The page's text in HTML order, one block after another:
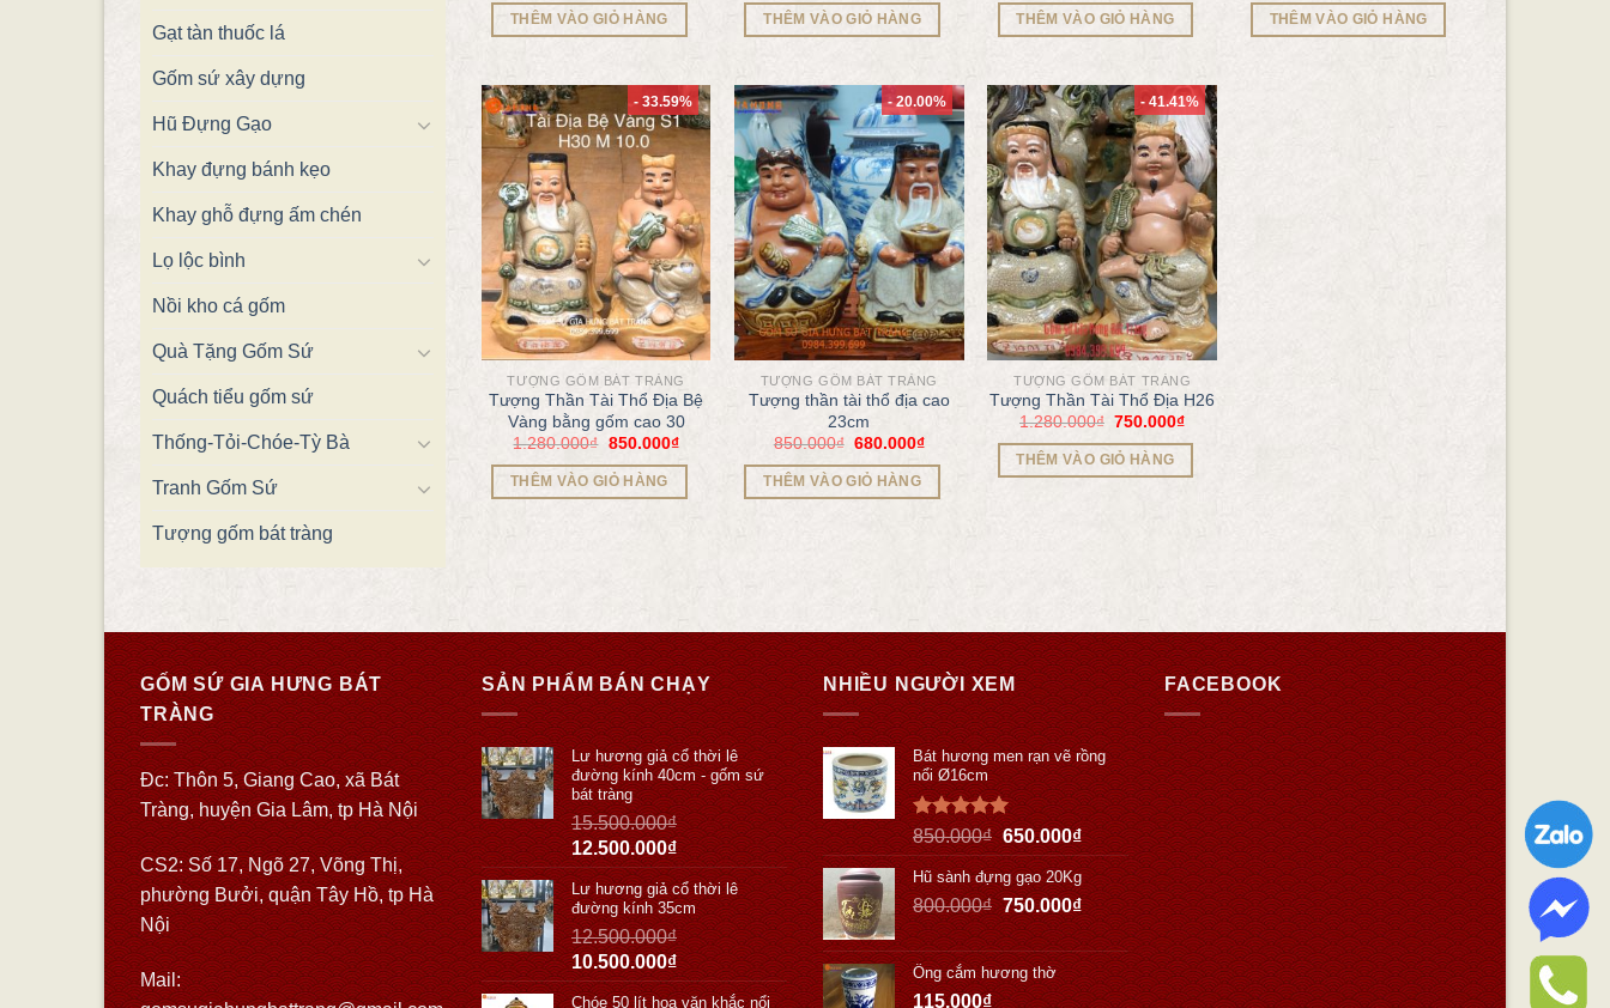
Gạt tàn thuốc lá
Gốm sứ xây dựng
Hũ Đựng Gạo
Khay đựng bánh kẹo
Khay ghỗ đựng ấm chén
Lọ lộc bình
Nồi kho cá gốm
Quà Tặng Gốm Sứ
Quách tiểu gốm sứ
Thống-Tỏi-Chóe-Tỳ Bà
Tranh Gốm Sứ
Tượng gốm bát tràng
THÊM VÀO GIỎ HÀNG THÊM VÀO GIỎ HÀNG THÊM VÀO GIỎ HÀNG THÊM VÀO GIỎ HÀNG
- 33.59%
TƯỢNG GỐM BÁT TRÀNG
Tượng Thần Tài Thổ Địa Bệ
Vàng bằng gốm cao 30
1.280.000₫ 850.000₫
THÊM VÀO GIỎ HÀNG
- 20.00%
TƯỢNG GỐM BÁT TRÀNG
Tượng thần tài thổ địa cao
23cm
850.000₫ 680.000₫
THÊM VÀO GIỎ HÀNG
- 41.41%
TƯỢNG GỐM BÁT TRÀNG
Tượng Thần Tài Thổ Địa H26
1.280.000₫ 750.000₫
THÊM VÀO GIỎ HÀNG
GỐM SỨ GIA HƯNG BÁT
TRÀNG
Đc: Thôn 5, Giang Cao, xã Bát
Tràng, huyện Gia Lâm, tp Hà Nội
CS2: Số 17, Ngõ 27, Võng Thị,
phường Bưởi, quận Tây Hồ, tp Hà
Nội
Mail:
SẢN PHẨM BÁN CHẠY
Lư hương giả cổ thời lê
đường kính 40cm - gốm sứ
bát tràng
15.500.000₫
12.500.000₫
Lư hương giả cổ thời lê
đường kính 35cm
12.500.000₫
10.500.000₫
Chóe 50 lít hoa văn khắc nổi
NHIỀU NGƯỜI XEM
Bát hương men rạn vẽ rồng
nổi Ø16cm
Được xếp
hạng5.00
5 sao
850.000₫ 650.000₫
Hũ sành đựng gạo 20Kg
800.000₫ 750.000₫
Ống cắm hương thờ
115.000₫
FACEBOOK